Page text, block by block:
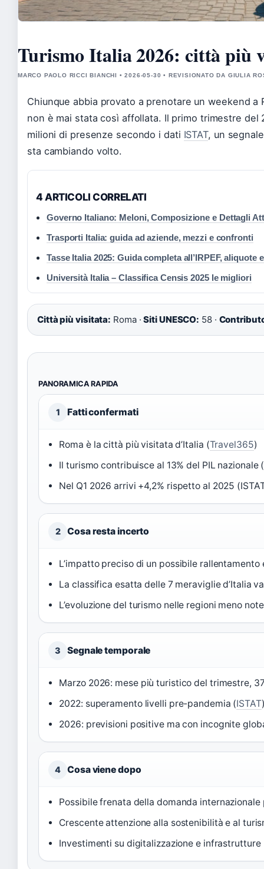
Turismo Italia 2026: città più
MARCO PAOLO RICCI BIANCHI • 2026-05-30 • REVISIONATO DA GIULIA
Chiunque abbia provato a prenotare un weekend a
non è mai stata così affollata. Il primo trimestre
milioni di presenze secondo i dati ISTAT, un
sta cambiando volto.
4 ARTICOLI CORRELATI
Governo Italiano: Meloni, Composizione e Dettagli
Trasporti Italia: guida ad aziende, mezzi e confronti
Tasse Italia 2025: Guida completa all’IRPEF, aliquote
Università Italia – Classifica Censis 2025 le migliori
Città più visitata: Roma ·Siti UNESCO: 58 ·
PANORAMICA RAPIDA
1 Fatti confermati
Roma è la città più visitata d’Italia (Travel365)
Il turismo contribuisce al 13% del PIL nazionale (
Nel Q1 2026 arrivi +4,2% rispetto al 2025
2 Cosa resta incerto
L’impatto preciso di un possibile
La classifica esatta delle 7 meraviglie d’Italia
L’evoluzione del turismo nelle regioni meno
3 Segnale temporale
Marzo 2026: mese più turistico del trimestre,
2022: superamento livelli pre-pandemia (ISTAT
2026: previsioni positive ma con incognite
4 Cosa viene dopo
Possibile frenata della domanda
Crescente attenzione alla sostenibilità e al
Investimenti su digitalizzazione e infrastrutture